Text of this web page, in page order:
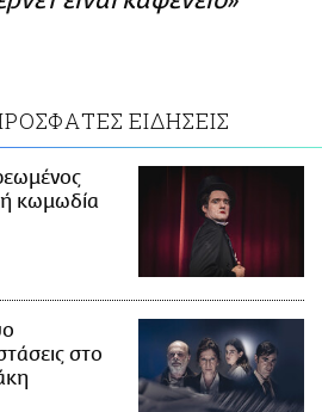
ΕΙΔΗΣΕΙΣ
κωμωδία
στο